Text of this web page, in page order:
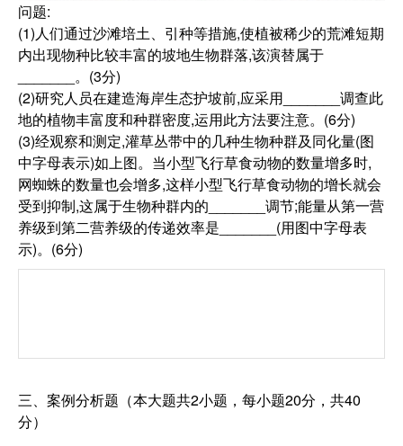
问题:
(1)人们通过沙滩培土、引种等措施,使植被稀少的荒滩短期
内出现物种比较丰富的坡地生物群落,该演替属于
_______。(3分)
(2)研究人员在建造海岸生态护坡前,应采用_______调查此
地的植物丰富度和种群密度,运用此方法要注意。(6分)
(3)经观察和测定,灌草丛带中的几种生物种群及同化量(图
中字母表示)如上图。当小型飞行草食动物的数量增多时,
网蜘蛛的数量也会增多,这样小型飞行草食动物的增长就会
受到抑制,这属于生物种群内的_______调节;能量从第一营
养级到第二营养级的传递效率是_______(用图中字母表
示)。(6分)
三、案例分析题（本大题共2小题，每小题20分，共40
分）